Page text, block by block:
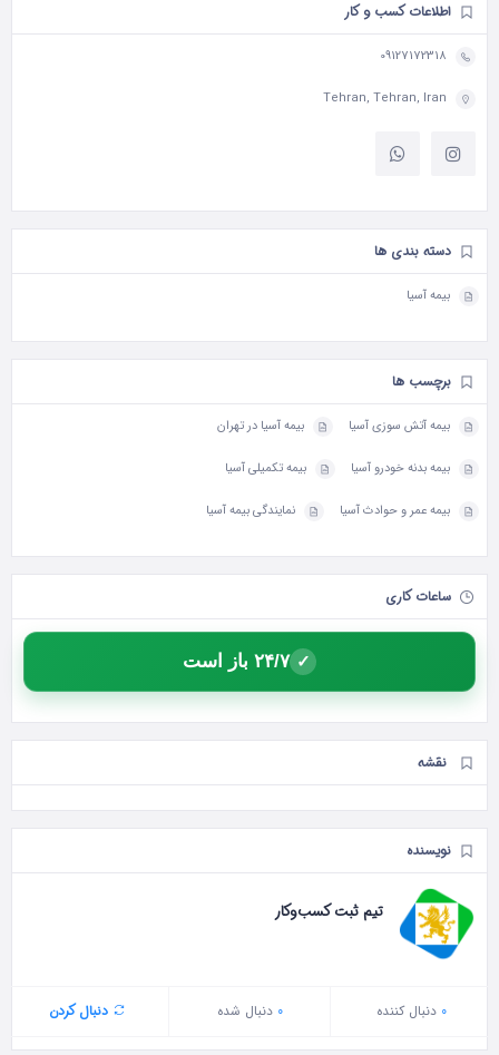
اطلاعات کسب و کار
09127172318
Tehran, Tehran, Iran
دسته بندی ها
بیمه آسیا
برچسب ها
بیمه آتش سوزی آسیا بیمه آسیا در تهران
بیمه بدنه خودرو آسیا بیمه تکمیلی آسیا
بیمه عمر و حوادث آسیا نمایندگی بیمه آسیا
ساعات کاری
✓ ۲۴/۷ باز است
نقشه
نویسنده
تیم ثبت کسب‌وکار
0 دنبال‌ کننده 0 دنبال شده دنبال کردن